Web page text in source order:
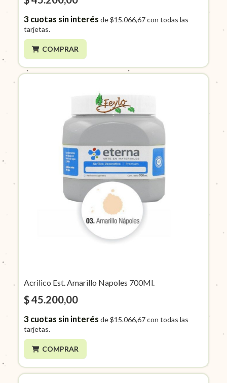
3cuotas sin interés de$15.066,67con todas las
tarjetas.
COMPRAR
Acrilico Est. Amarillo Napoles 700Ml.
$ 45.200,00
3cuotas sin interés de$15.066,67con todas las
tarjetas.
COMPRAR